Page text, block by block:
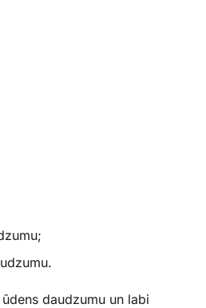
daudzumu un labi